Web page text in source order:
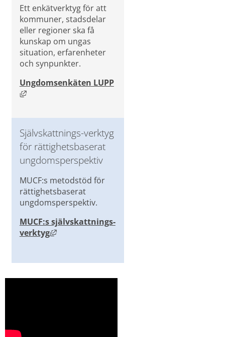
Ett enkätverktyg för att
kommuner, stadsdelar
eller regioner ska få
kunskap om ungas
situation, erfarenheter
och synpunkter.
Ungdomsenkäten LUPP
Länk till annan webbplats, öppnas i nytt fönster.
Självskattnings-verktyg
för rättighetsbaserat
ungdomsperspektiv
MUCF:s metodstöd för
rättighetsbaserat
ungdomsperspektiv.
MUCF:s självskattnings-
verktyg Länk till annan webbplats, öppnas i nytt